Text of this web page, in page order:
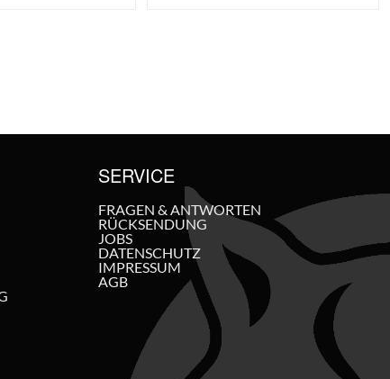
SERVICE
FRAGEN & ANTWORTEN
RÜCKSENDUNG
JOBS
DATENSCHUTZ
IMPRESSUM
AGB